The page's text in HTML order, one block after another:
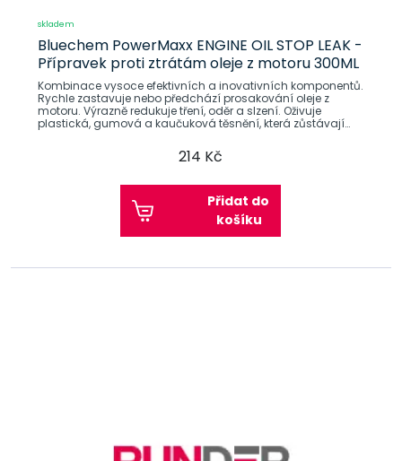
skladem
Bluechem PowerMaxx ENGINE OIL STOP LEAK -
Přípravek proti ztrátám oleje z motoru 300ML
Kombinace vysoce efektivních a inovativních komponentů.
Rychle zastavuje nebo předchází prosakování oleje z
motoru. Výrazně redukuje tření, oděr a slzení. Oživuje
plastická, gumová a kaučuková těsnění, která zůstávají
214 Kč
Přidat do
košíku